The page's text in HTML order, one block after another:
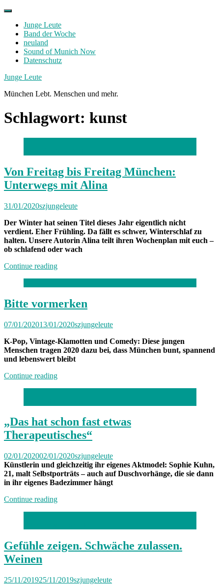
Skip
contentJunge Leute
Band der Woche
neuland
Sound of Munich Now
Datenschutz
Facebook
Twitter
Instagram
Junge Leute
München Lebt. Menschen und mehr.
Schlagwort: kunst
Von Freitag bis Freitag München:
Unterwegs mit Alina
31/01/2020szjungeleute
Der Winter hat seinen Titel dieses Jahr eigentlich nicht
verdient. Eher Frühling. Da fällt es schwer, Winterschlaf zu
halten. Unsere Autorin Alina teilt ihren Wochenplan mit euch –
ob schlafend oder wach
Continue reading„Von
München:
Unterwegs
Alina“
Bitte vormerken
07/01/202013/01/2020szjungeleute
K-Pop, Vintage-Klamotten und Comedy: Diese jungen
Menschen tragen 2020 dazu bei, dass München bunt, spannend
und lebenswert bleibt
Continue reading„Bitte
„Das hat schon fast etwas
Therapeutisches“
02/01/202002/01/2020szjungeleute
Künstlerin und gleichzeitig ihr eigenes Aktmodel: Sophie Kuhn,
21, malt Selbstporträts – auch auf Duschvorhänge, die sie dann
in ihr eigenes Badezimmer hängt
Continue reading„„Das
Therapeutisches““
Gefühle zeigen. Schwäche zulassen.
Weinen
25/11/201925/11/2019szjungeleute